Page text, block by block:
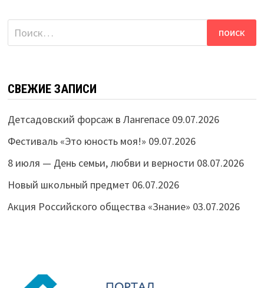
Найти:
СВЕЖИЕ ЗАПИСИ
Детсадовский форсаж в Лангепасе 09.07.2026
Фестиваль «Это юность моя!» 09.07.2026
8 июля — День семьи, любви и верности 08.07.2026
Новый школьный предмет 06.07.2026
Акция Российского общества «Знание» 03.07.2026